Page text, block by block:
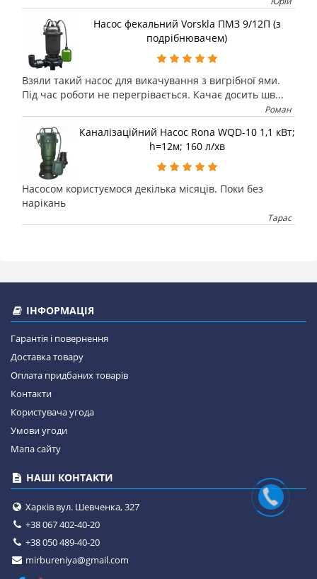
Насос фекальний Vorskla ПМЗ 9/12П (з
подрібнювачем)
Взяли такий насос для викачування з вигрібної ями.
Під час роботи не перегрівається. Качає досить шв...
Роман
Каналізаційний Насос Rona WQD-10 1,1 кВт;
h=12м; 160 л/хв
Насосом користуємося декілька місяців. Поки без
нарікань
Тарас
ІНФОРМАЦІЯ
Гарантія і повернення
Доставка товару
Оплата придбаних товарів
Контакти
Користувача угода
Умови угоди
Мапа сайту
НАШІ КОНТАКТИ
Харків вул. Шевченка, 327
+38 067 402-40-20
+38 050 489-40-20
mirbureniya@gmail.com